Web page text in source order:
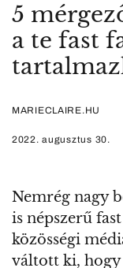
5
a te fast
MARIECLAIRE.HU
2022. augusztus 30.
Nemrég nagy
is népszerű
közösségi
váltott ki,